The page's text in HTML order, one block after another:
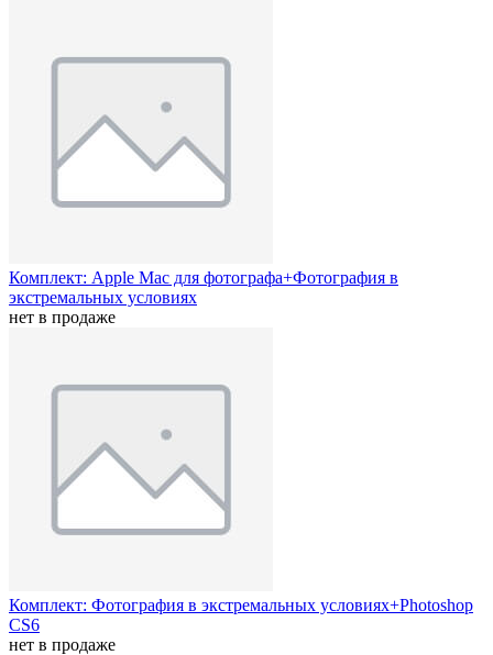
Комплект: Apple Mac для фотографа+Фотография в
экстремальных условиях
нет в продаже
Комплект: Фотография в экстремальных условиях+Photoshop
CS6
нет в продаже